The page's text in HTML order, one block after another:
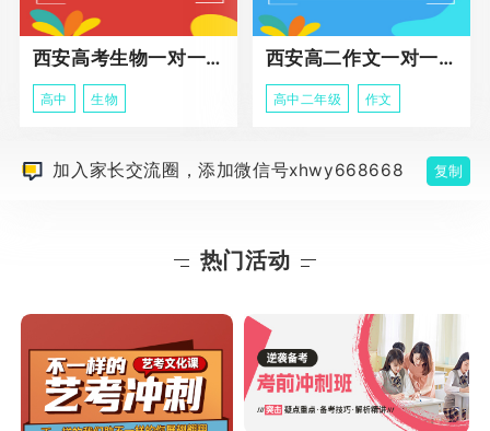
西安高考生物一对一辅导
高中 生物
西安高二作文一对一辅导课程
高中二年级 作文
加入家长交流圈，添加微信号xhwy668668 复制
热门活动